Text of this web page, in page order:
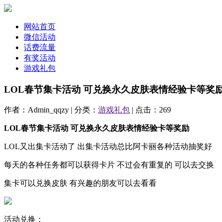
网站首页
微信活动
话费流量
有奖活动
游戏礼包
LOL春节集卡活动 可兑换永久皮肤表情经验卡等奖
作者：Admin_qqzy | 分类： 游戏礼包 | 点击：269
LOL春节集卡活动 可兑换永久皮肤表情经验卡等奖励
LOL又出集卡活动了 出集卡活动总比阿卡丽各种活动抽奖好
每天的各种任务都可以获得卡片 不过会有重复的 可以去交换
集卡可以兑换皮肤 有兴趣的朋友可以去看看
活动兑换：